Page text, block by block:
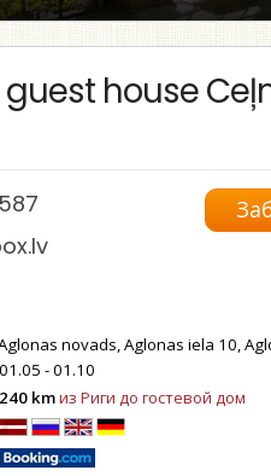
guest house
novads, Aglonas iela 10,
01.05 - 01.10
240 kmиз Риги до гостевой дом